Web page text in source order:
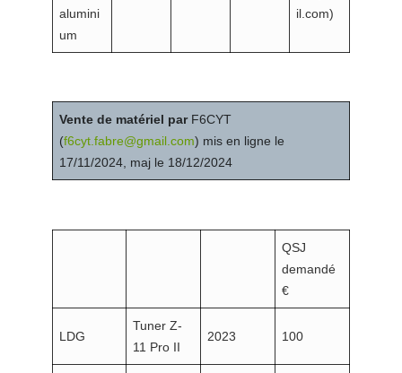
alumini
um
il.com)
Vente de matériel par F6CYT
(f6cyt.fabre@gmail.com) mis en ligne le
17/11/2024, maj le 18/12/2024
QSJ
demandé
€
LDG
Tuner Z-
11 Pro II
2023 100